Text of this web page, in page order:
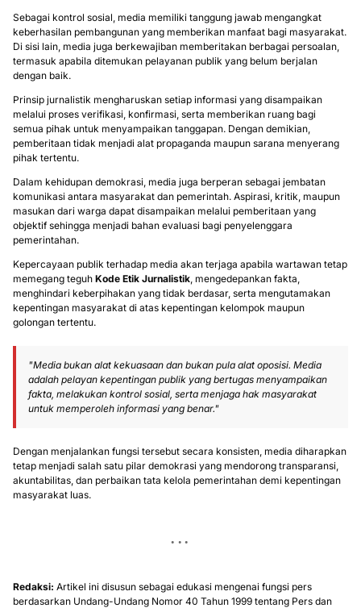
Sebagai kontrol sosial, media memiliki tanggung jawab mengangkat
keberhasilan pembangunan yang memberikan manfaat bagi masyarakat.
Di sisi lain, media juga berkewajiban memberitakan berbagai persoalan,
termasuk apabila ditemukan pelayanan publik yang belum berjalan
dengan baik.
Prinsip jurnalistik mengharuskan setiap informasi yang disampaikan
melalui proses verifikasi, konfirmasi, serta memberikan ruang bagi
semua pihak untuk menyampaikan tanggapan. Dengan demikian,
pemberitaan tidak menjadi alat propaganda maupun sarana menyerang
pihak tertentu.
Dalam kehidupan demokrasi, media juga berperan sebagai jembatan
komunikasi antara masyarakat dan pemerintah. Aspirasi, kritik, maupun
masukan dari warga dapat disampaikan melalui pemberitaan yang
objektif sehingga menjadi bahan evaluasi bagi penyelenggara
pemerintahan.
Kepercayaan publik terhadap media akan terjaga apabila wartawan tetap
memegang teguh Kode Etik Jurnalistik , mengedepankan fakta,
menghindari keberpihakan yang tidak berdasar, serta mengutamakan
kepentingan masyarakat di atas kepentingan kelompok maupun
golongan tertentu.
"Media bukan alat kekuasaan dan bukan pula alat oposisi. Media
adalah pelayan kepentingan publik yang bertugas menyampaikan
fakta, melakukan kontrol sosial, serta menjaga hak masyarakat
untuk memperoleh informasi yang benar."
Dengan menjalankan fungsi tersebut secara konsisten, media diharapkan
tetap menjadi salah satu pilar demokrasi yang mendorong transparansi,
akuntabilitas, dan perbaikan tata kelola pemerintahan demi kepentingan
masyarakat luas.
Redaksi: Artikel ini disusun sebagai edukasi mengenai fungsi pers
berdasarkan Undang-Undang Nomor 40 Tahun 1999 tentang Pers dan